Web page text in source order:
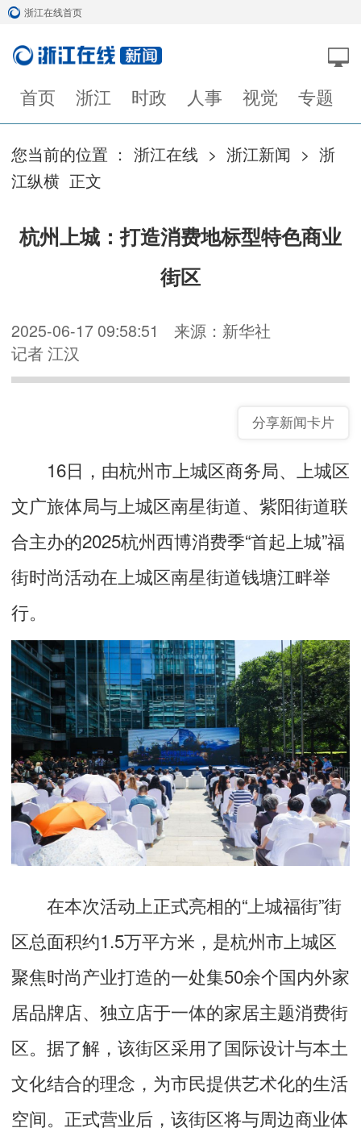
浙江在线首页
首页 浙江 时政 人事 视觉 专题
您当前的位置 ： 浙江在线 > 浙江新闻 > 浙
江纵横 正文
杭州上城：打造消费地标型特色商业
街区
2025-06-17 09:58:51
来源：新华社
记者 江汉
分享新闻卡片
16日，由杭州市上城区商务局、上城区
文广旅体局与上城区南星街道、紫阳街道联
合主办的2025杭州西博消费季“首起上城”福
街时尚活动在上城区南星街道钱塘江畔举
行。
在本次活动上正式亮相的“上城福街”街
区总面积约1.5万平方米，是杭州市上城区
聚焦时尚产业打造的一处集50余个国内外家
居品牌店、独立店于一体的家居主题消费街
区。据了解，该街区采用了国际设计与本土
文化结合的理念，为市民提供艺术化的生活
空间。正式营业后，该街区将与周边商业体